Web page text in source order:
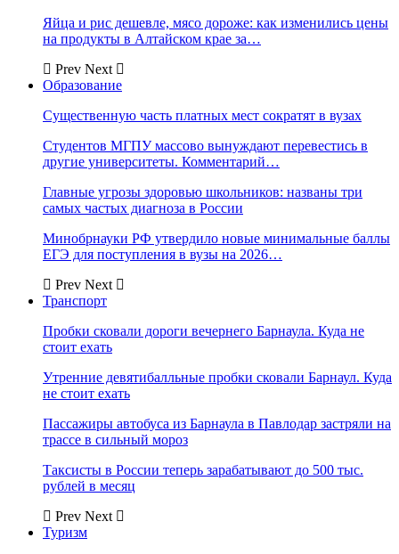
Яйца и рис дешевле, мясо дороже: как изменились цены
на продукты в Алтайском крае за…
Prev Next
Образование
Существенную часть платных мест сократят в вузах
Студентов МГПУ массово вынуждают перевестись в
другие университеты. Комментарий…
Главные угрозы здоровью школьников: названы три
самых частых диагноза в России
Минобрнауки РФ утвердило новые минимальные баллы
ЕГЭ для поступления в вузы на 2026…
Prev Next
Транспорт
Пробки сковали дороги вечернего Барнаула. Куда не
стоит ехать
Утренние девятибалльные пробки сковали Барнаул. Куда
не стоит ехать
Пассажиры автобуса из Барнаула в Павлодар застряли на
трассе в сильный мороз
Таксисты в России теперь зарабатывают до 500 тыс.
рублей в месяц
Prev Next
Туризм